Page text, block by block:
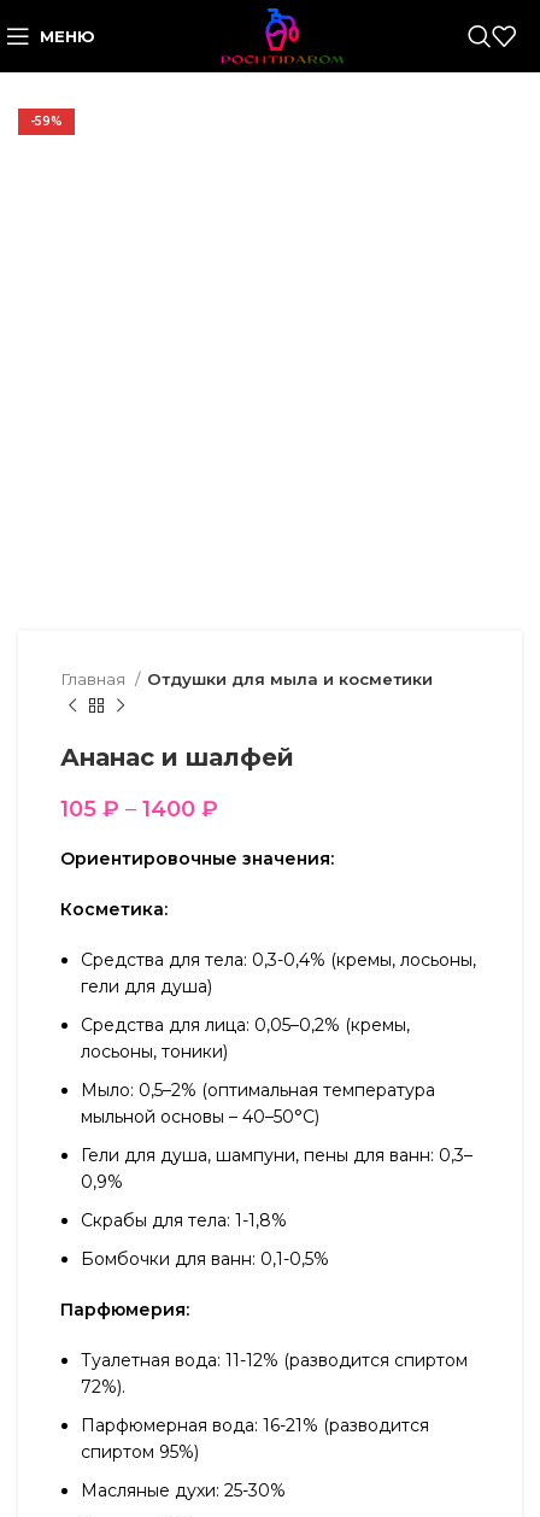
МЕНЮ
-59%
Главная Отдушки для мыла и косметики
Ананас и шалфей
105 ₽ – 1400 ₽
Ориентировочные значения:
Косметика:
Средства для тела: 0,3-0,4% (кремы, лосьоны,
гели для душа)
Средства для лица: 0,05–0,2% (кремы,
лосьоны, тоники)
Мыло: 0,5–2% (оптимальная температура
мыльной основы – 40–50°С)
Гели для душа, шампуни, пены для ванн: 0,3–
0,9%
Скрабы для тела: 1-1,8%
Бомбочки для ванн: 0,1-0,5%
Парфюмерия:
Туалетная вода: 11-12% (разводится спиртом
72%).
Парфюмерная вода: 16-21% (разводится
спиртом 95%)
Масляные духи: 25-30%